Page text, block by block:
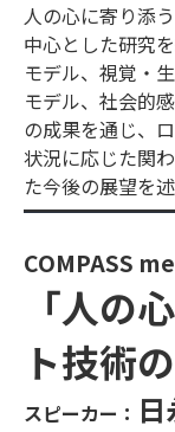
⼈の⼼に寄り添
中⼼とした研究
モデル、視覚・
モデル、社会的
の成果を通じ、
状況に応じた関
た今後の展望を述
COMPASS
「⼈の
ト技術
スピーカー：